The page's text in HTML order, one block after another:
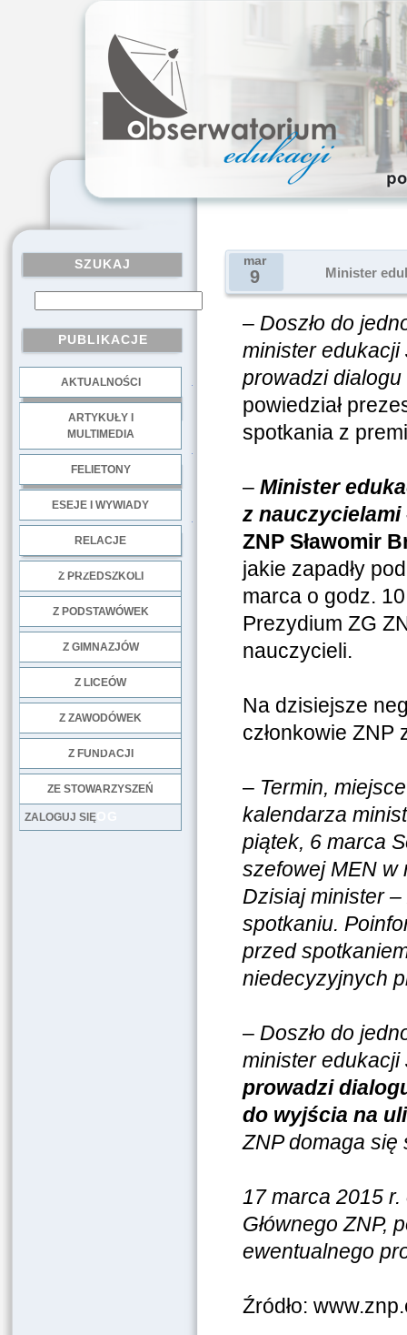
SZUKAJ
PUBLIKACJE
AKTUALNOŚCI
ARTYKUŁY I
MULTIMEDIA
FELIETONY
ESEJE I WYWIADY
RELACJE
Z PRZEDSZKOLI
Z PODSTAWÓWEK
Z GIMNAZJÓW
Z LICEÓW
Z ZAWODÓWEK
Z FUNDACJI
ZE STOWARZYSZEŃ
LOG
ZALOGUJ SIĘ
mar
9 Minister
– Doszło do
minister
prowadzi
powiedział
spotkania z
– Minister
z nauczycielami
ZNP Sławomir
jakie zapadły
marca o godz.
Prezydium ZG
nauczycieli.
Na dzisiejsze
członkowie ZNP
– Termin,
kalendarza
piątek, 6 marca
szefowej MEN w
Dzisiaj minister
spotkaniu.
przed
niedecyzyjnych
–Doszło do
minister
prowadzi
do wyjścia na
ZNP domaga się
17 marca 2015
Głównego ZNP,
ewentualnego
Źródło: